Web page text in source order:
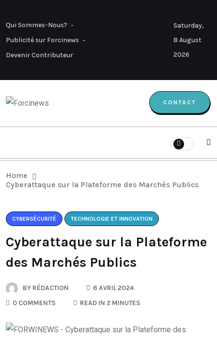
Qui Sommes-Nous?
Publicité sur Forcinews
Devenir Contributeur
Saturday,
8 August
2026
CONTACT
Home
Cyberattaque sur la Plateforme des Marchés Publics
CYBERSÉCURITÉ TECHNOLOGIE ET INNOVATION
Cyberattaque sur la Plateforme
des Marchés Publics
BY RÉDACTION
6 AVRIL 2024
0 COMMENTS
READ IN 2 MINUTES